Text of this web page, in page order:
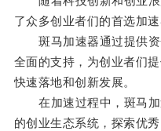
了众多创业者们的首选加速
斑马加速器通过提供资
全面的支持，为创业者们
快速落地和创新发展。
在加速过程中，斑马加
的创业生态系统，探索优